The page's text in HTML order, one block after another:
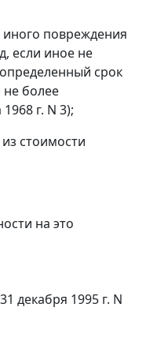
повреждения
если иное не
срок
более
г. N 3);
стоимости
на это
декабря 1995 г. N